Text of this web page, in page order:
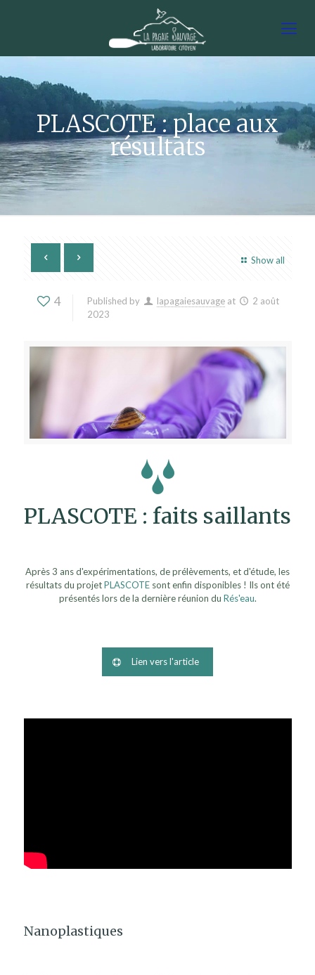
PLASCOTE : place aux
résultats
Show all
4 Published by lapagaiesauvage at
2 août
2023
PLASCOTE : faits saillants
Après 3 ans d'expérimentations, de prélèvements, et d'étude, les
résultats du projetPLASCOTEsont enfin disponibles ! Ils ont été
présentés lors de la dernière réunion du Rés'eau.
Lien vers l'article
Nanoplastiques